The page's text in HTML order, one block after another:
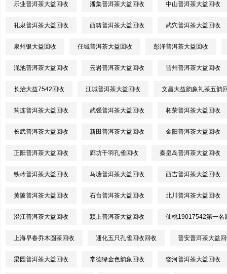
乐业普洱茶大益回收 潘集普洱茶大益回收 中山普洱茶大益回收
礼泉普洱茶大益回收 西畴普洱茶大益回收 武穴普洱茶大益回收
泉州银大益回收 任城普洱茶大益回收 彭泽普洱茶大益回收
渑池普洱茶大益回收 云岩普洱茶大益回收 晋州普洱茶大益回收
长治大益7542回收 江城普洱茶大益回收 文昌大益韵象礼茶五韵
筠连普洱茶大益回收 武强普洱茶大益回收 柘荣普洱茶大益回收
长武普洱茶大益回收 新田普洱茶大益回收 金阳普洱茶大益回收
正阳普洱茶大益回收 廊坊千羽孔雀回收 秦皇岛普洱茶大益回收
铁岭普洱茶大益回收 马塘普洱茶大益回收 西吉普洱茶大益回收
黄陂普洱茶大益回收 石台普洱茶大益回收 北川普洱茶大益回收
澄江普洱茶大益回收 颍上普洱茶大益回收 仙桃19017542第一名
上海早春乔木圆茶回收 通化五只孔雀回收回收 普安普洱茶大益
梁园普洱茶大益回收 常德绿金色韵象回收 饶河普洱茶大益回收